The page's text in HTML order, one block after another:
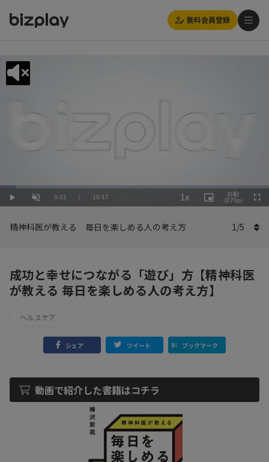
無料会員登録
Play UnmuteCurrent
0:01 / Duration
10:17
Loaded:
5.84%
1x
Rate
Picture-
in-
自動
(270p)
精神科医が教える 毎日を楽しめる人の考え方 1/5
成功と幸せにつながる「遊び」方【精神科医
が教える 毎日を楽しめる人の考え方】
ヘルスケア
シェア ツイート ブックマーク
動画で紹介した書籍はコチラ